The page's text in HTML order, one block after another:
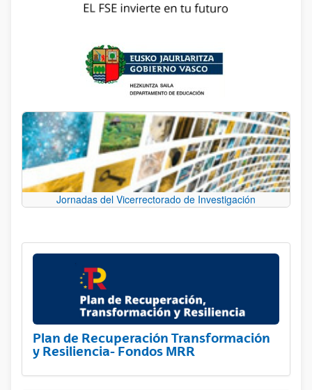
Jornadas del Vicerrectorado de Investigación
Plan de Recuperación Transformación
y Resiliencia- Fondos MRR